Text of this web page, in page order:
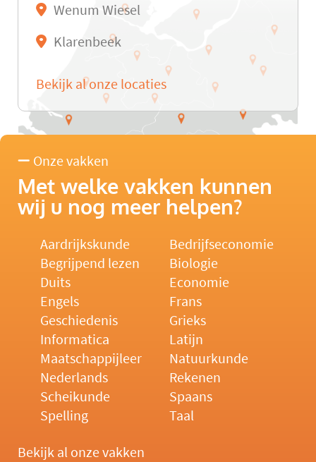
Wenum Wiesel
Klarenbeek
Bekijk al onze locaties
Onze vakken
Met welke vakken kunnen
wij u nog meer helpen?
Aardrijkskunde
Bedrijfseconomie
Begrijpend lezen
Biologie
Duits
Economie
Engels
Frans
Geschiedenis
Grieks
Informatica
Latijn
Maatschappijleer
Natuurkunde
Nederlands
Rekenen
Scheikunde
Spaans
Spelling
Taal
Bekijk al onze vakken